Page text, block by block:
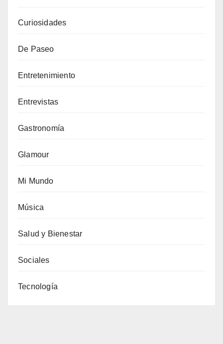
Curiosidades
De Paseo
Entretenimiento
Entrevistas
Gastronomía
Glamour
Mi Mundo
Música
Salud y Bienestar
Sociales
Tecnología